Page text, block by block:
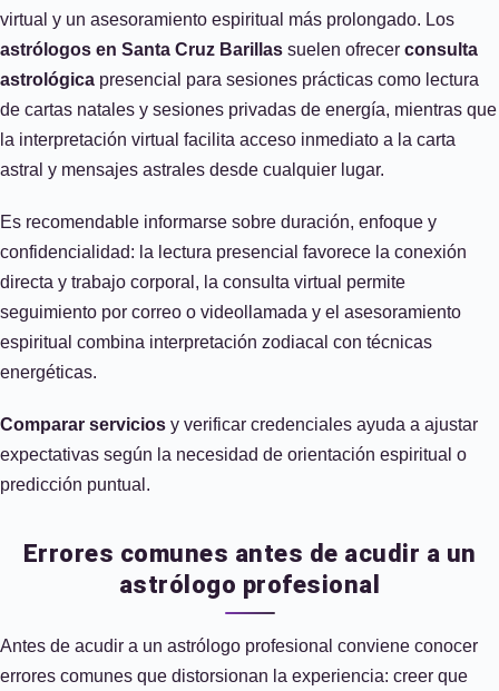
virtual y un asesoramiento espiritual más prolongado. Los
astrólogos en Santa Cruz Barillas suelen ofrecer consulta
astrológica presencial para sesiones prácticas como lectura
de cartas natales y sesiones privadas de energía, mientras que
la interpretación virtual facilita acceso inmediato a la carta
astral y mensajes astrales desde cualquier lugar.
Es recomendable informarse sobre duración, enfoque y
confidencialidad: la lectura presencial favorece la conexión
directa y trabajo corporal, la consulta virtual permite
seguimiento por correo o videollamada y el asesoramiento
espiritual combina interpretación zodiacal con técnicas
energéticas.
Comparar servicios y verificar credenciales ayuda a ajustar
expectativas según la necesidad de orientación espiritual o
predicción puntual.
Errores comunes antes de acudir a un
astrólogo profesional
Antes de acudir a un astrólogo profesional conviene conocer
errores comunes que distorsionan la experiencia: creer que